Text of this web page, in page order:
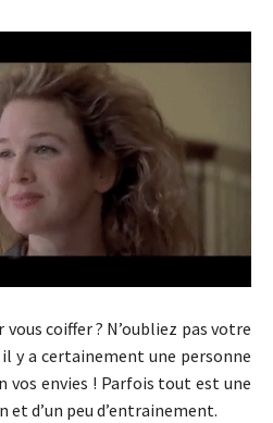
coiffer ? N’oubliez pas votre
y a certainement une personne
vos envies ! Parfois tout est une
d’un peu d’entrainement.